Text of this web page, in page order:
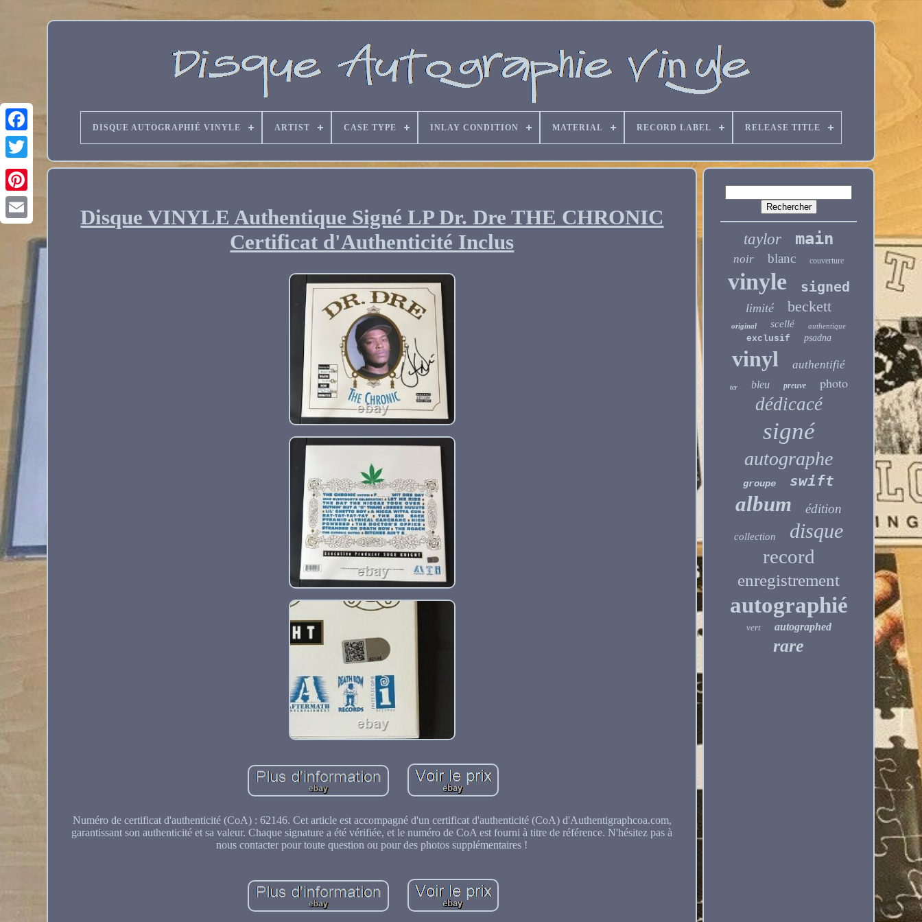
DISQUE AUTOGRAPHIÉ VINYLE ARTIST CASE TYPE INLAY CONDITION MATERIAL RECORD LABEL RELEASE TITLE
Disque VINYLE Authentique Signé LP Dr. Dre THE CHRONIC
Certificat d'Authenticité Inclus
Numéro de certificat d'authenticité (CoA) : 62146. Cet article est accompagné d'un certificat d'authenticité (CoA) d'Authentigraphcoa.com,
garantissant son authenticité et sa valeur. Chaque signature a été vérifiée, et le numéro de CoA est fourni à titre de référence. N'hésitez pas à
nous contacter pour toute question ou pour des photos supplémentaires !
taylor main
noir blanc couverture
vinyle signed
limité beckett
original scellé authentique
exclusif psadna
vinyl authentifié
tcr bleu preuve photo
dédicacé
signé
autographe
groupe swift
album édition
collection disque
record
enregistrement
autographié
vert autographed
rare